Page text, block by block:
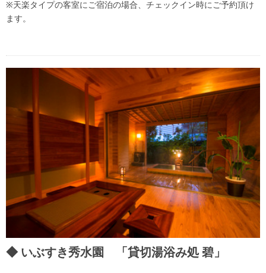
※天楽タイプの客室にご宿泊の場合、チェックイン時にご予約頂け
ます。
いぶすき秀水園 「貸切湯浴み処 碧」